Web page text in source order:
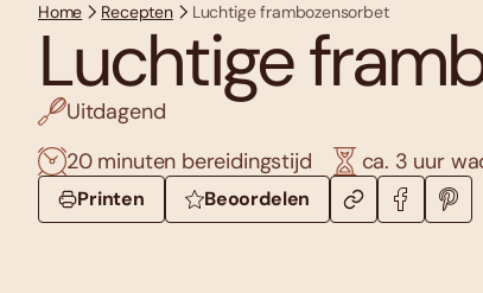
Home Recepten Luchtige frambozensorbet
Luchtige
Uitdagend
20 minuten bereidingstijd
ca. 3 uur
Printen Beoordelen